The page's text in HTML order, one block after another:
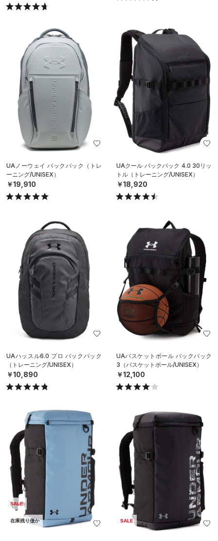
UAノーウェイ バックパック（トレ
ーニング/UNISEX）
￥19,910
UAクール バックパック 4.0 30リッ
トル（トレーニング/UNISEX）
￥18,920
UAハッスル6.0 プロ バックパック
（トレーニング/UNISEX）
￥10,890
UAバスケットボール バックパック
3（バスケットボール/UNISEX）
￥12,100
SALE
在庫残り僅か SALE